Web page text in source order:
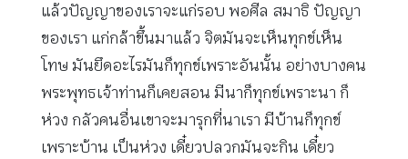
แล้วปัญญาของเราจะแก่รอบ พอศีล สมาธิ ปัญญา
ของเรา แก่กล้าขึ้นมาแล้ว จิตมันจะเห็นทุกข์เห็น
โทษ มันยึดอะไรมันก็ทุกข์เพราะอันนั้น อย่างบางคน
พระพุทธเจ้าท่านก็เคยสอน มีนาก็ทุกข์เพราะนา ก็
ห่วง กลัวคนอื่นเขาจะมารุกที่นาเรา มีบ้านก็ทุกข์
เพราะบ้าน เป็นห่วง เดี๋ยวปลวกมันจะกิน เดี๋ยว